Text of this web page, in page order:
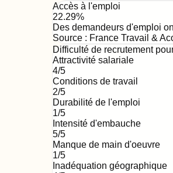
Accès à l'emploi
22.29%
Des demandeurs d'emploi
Source : France Travail &
Difficulté de recrutement
Attractivité salariale
4/5
Conditions de travail
2/5
Durabilité de l'emploi
1/5
Intensité d'embauche
5/5
Manque de main d'oeuvre
1/5
Inadéquation géographique